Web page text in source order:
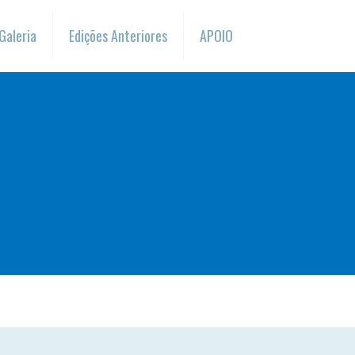
Edições Anteriores APOIO